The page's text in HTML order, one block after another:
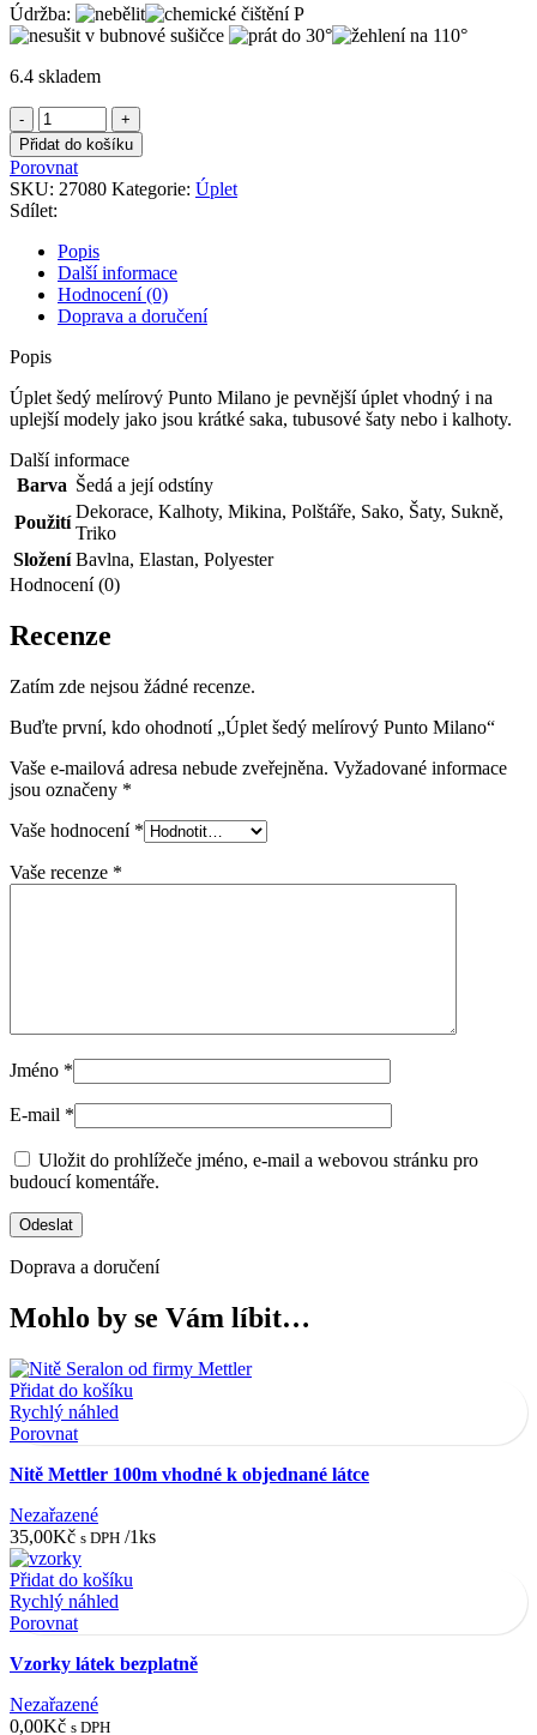
Údržba:
6.4 skladem
Úplet
šedý
melírový
Punto
Milano
množství
Přidat do košíku
Porovnat
SKU: 27080 Kategorie: Úplet
Sdílet:
Popis
Další informace
Hodnocení (0)
Doprava a doručení
Popis
Úplet šedý melírový Punto Milano je pevnější úplet vhodný i na
uplejší modely jako jsou krátké saka, tubusové šaty nebo i kalhoty.
Další informace
Barva Šedá a její odstíny
Použití
Dekorace, Kalhoty, Mikina, Polštáře, Sako, Šaty, Sukně,
Triko
Složení Bavlna, Elastan, Polyester
Hodnocení (0)
Recenze
Zatím zde nejsou žádné recenze.
Buďte první, kdo ohodnotí „Úplet šedý melírový Punto Milano“
Vaše e-mailová adresa nebude zveřejněna. Vyžadované informace
jsou označeny *
Vaše hodnocení *
Vaše recenze *
Jméno *
E-mail *
Uložit do prohlížeče jméno, e-mail a webovou stránku pro
budoucí komentáře.
Doprava a doručení
Mohlo by se Vám líbit…
Přidat do košíku
Rychlý náhled
Porovnat
Nitě Mettler 100m vhodné k objednané látce
Nezařazené
35,00Kč s DPH /1ks
Přidat do košíku
Rychlý náhled
Porovnat
Vzorky látek bezplatně
Nezařazené
0,00Kč s DPH